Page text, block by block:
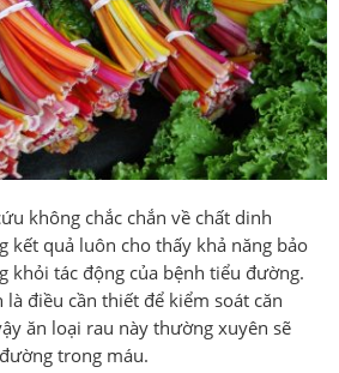
không chắc chắn về chất dinh
kết quả luôn cho thấy khả năng bảo
khỏi tác động của bệnh tiểu đường.
là điều cần thiết để kiểm soát căn
ăn loại rau này thường xuyên sẽ
trong máu.